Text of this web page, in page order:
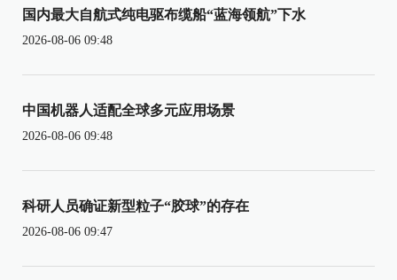
国内最大自航式纯电驱布缆船“蓝海领航”下水
2026-08-06 09:48
中国机器人适配全球多元应用场景
2026-08-06 09:48
科研人员确证新型粒子“胶球”的存在
2026-08-06 09:47